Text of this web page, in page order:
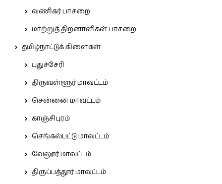
வணிகர் பாசறை
மாற்றுத் திறனாளிகள் பாசறை
தமிழ்நாட்டுக் கிளைகள்
புதுச்சேரி
திருவள்ளூர் மாவட்டம்
சென்னை மாவட்டம்
காஞ்சிபுரம்
செங்கல்பட்டு மாவட்டம்
வேலூர் மாவட்டம்
திருப்பத்தூர் மாவட்டம்